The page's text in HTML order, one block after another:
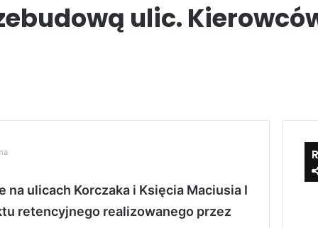
ulic.
ulicach Korczaka i Księcia Maciusia I
retencyjnego realizowanego przez